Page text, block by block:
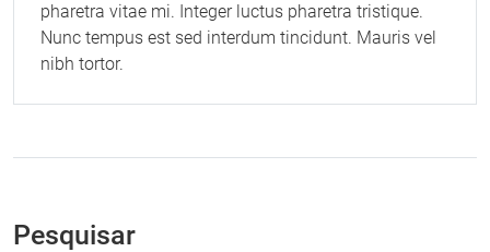
pharetra vitae mi. Integer luctus pharetra tristique.
Nunc tempus est sed interdum tincidunt. Mauris vel
nibh tortor.
Pesquisar